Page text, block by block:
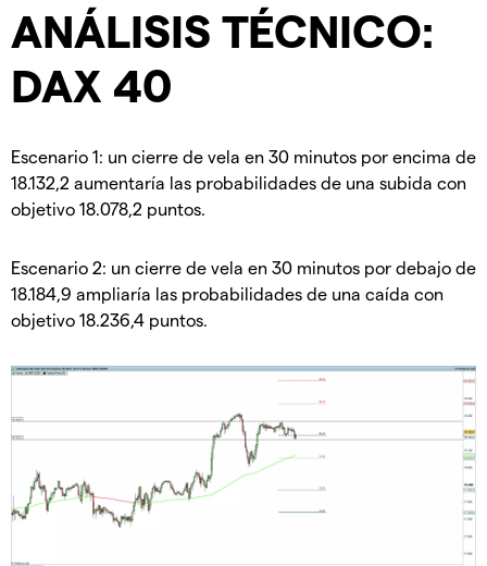
ANÁLISIS TÉCNICO:
DAX 40
Escenario 1: un cierre de vela en 30 minutos por encima de
18.132,2 aumentaría las probabilidades de una subida con
objetivo 18.078,2 puntos.
Escenario 2: un cierre de vela en 30 minutos por debajo de
18.184,9 ampliaría las probabilidades de una caída con
objetivo 18.236,4 puntos.